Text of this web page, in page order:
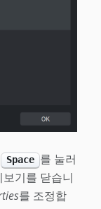
Space 를 눌러
기를 닫습니
를 조정합